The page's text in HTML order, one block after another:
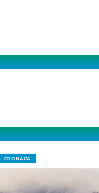
CRONACA